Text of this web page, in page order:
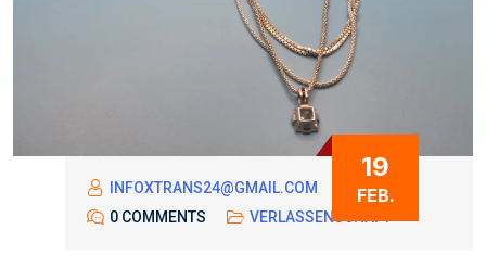
19
FEB.
INFOXTRANS24@GMAIL.COM
0 COMMENTS
VERLASSENSCHAFT